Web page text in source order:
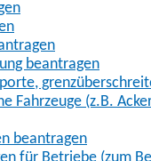
beantragen
(z.B.
beantragen